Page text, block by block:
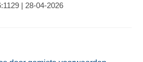
| 28-04-2026